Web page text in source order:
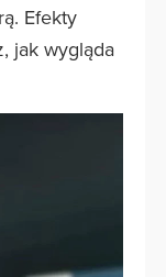
Efekty
jak wygląda